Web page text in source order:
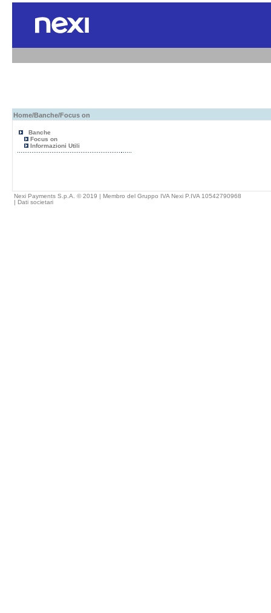
Home/Banche/Focus on
Banche
Focus on
Informazioni Utili
Nexi Payments S.p.A. © 2019 | Membro del Gruppo IVA Nexi P.IVA 10542790968
| Dati societari